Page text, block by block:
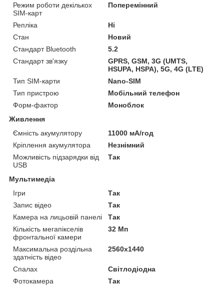
Режим роботи декількох
SIM-карт
Поперемінний
Репліка
Ні
Стан
Новий
Стандарт Bluetooth
5.2
Стандарт зв'язку
GPRS, GSM, 3G (UMTS,
HSUPA, HSPA), 5G, 4G (LTE)
Тип SIM-карти
Nano-SIM
Тип пристрою
Мобільний телефон
Форм-фактор
Моноблок
Живлення
Ємність акумулятору
11000 мА/год
Кріплення акумулятора
Незнімний
Можливість підзарядки від
USB
Так
Мультимедіа
Ігри
Так
Запис відео
Так
Камера на лицьовій панелі
Так
Кількість мегапікселів
фронтальної камери
32 Мп
Максимальна роздільна
здатність відео
2560x1440
Спалах
Світлодіодна
Фотокамера
Так